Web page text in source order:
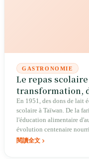
GASTRONOMIE
Le repas
transformation,
fluorescent
En 1951, des dons de lait
scolaire à Taïwan. De la
l'éducation alimentaire
évolution centenaire
économiques, éducatives
閱讀全文